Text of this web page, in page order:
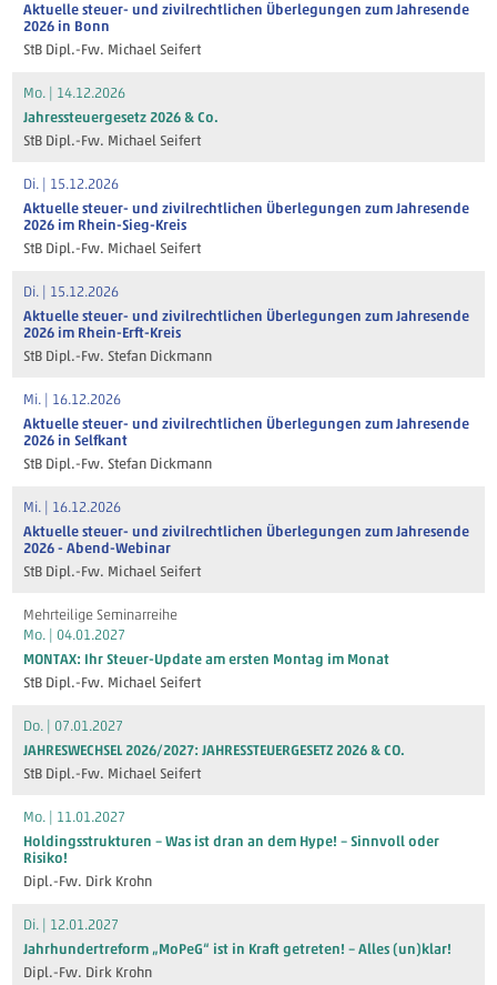
Aktuelle steuer- und zivilrechtlichen Überlegungen zum Jahresende
2026 in Bonn
StB Dipl.-Fw. Michael Seifert
Mo. | 14.12.2026
Jahressteuergesetz 2026 & Co.
StB Dipl.-Fw. Michael Seifert
Di. | 15.12.2026
Aktuelle steuer- und zivilrechtlichen Überlegungen zum Jahresende
2026 im Rhein-Sieg-Kreis
StB Dipl.-Fw. Michael Seifert
Di. | 15.12.2026
Aktuelle steuer- und zivilrechtlichen Überlegungen zum Jahresende
2026 im Rhein-Erft-Kreis
StB Dipl.-Fw. Stefan Dickmann
Mi. | 16.12.2026
Aktuelle steuer- und zivilrechtlichen Überlegungen zum Jahresende
2026 in Selfkant
StB Dipl.-Fw. Stefan Dickmann
Mi. | 16.12.2026
Aktuelle steuer- und zivilrechtlichen Überlegungen zum Jahresende
2026 - Abend-Webinar
StB Dipl.-Fw. Michael Seifert
Mehrteilige Seminarreihe
Mo. | 04.01.2027
MONTAX: Ihr Steuer-Update am ersten Montag im Monat
StB Dipl.-Fw. Michael Seifert
Do. | 07.01.2027
JAHRESWECHSEL 2026/2027: JAHRESSTEUERGESETZ 2026 & CO.
StB Dipl.-Fw. Michael Seifert
Mo. | 11.01.2027
Holdingsstrukturen – Was ist dran an dem Hype! – Sinnvoll oder
Risiko!
Dipl.-Fw. Dirk Krohn
Di. | 12.01.2027
Jahrhundertreform „MoPeG“ ist in Kraft getreten! – Alles (un)klar!
Dipl.-Fw. Dirk Krohn